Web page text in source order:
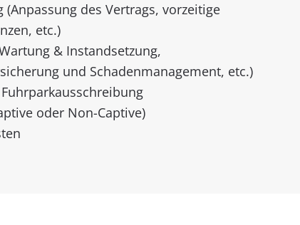
des Vertrags, vorzeitige
etc.)
& Instandsetzung,
und Schadenmanagement, etc.)
oder Non-Captive)